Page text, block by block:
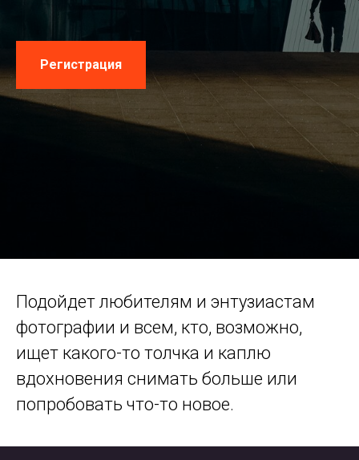
Регистрация
Подойдет любителям и энтузиастам
фотографии и всем, кто, возможно,
ищет какого-то толчка и каплю
вдохновения снимать больше или
попробовать что-то новое.